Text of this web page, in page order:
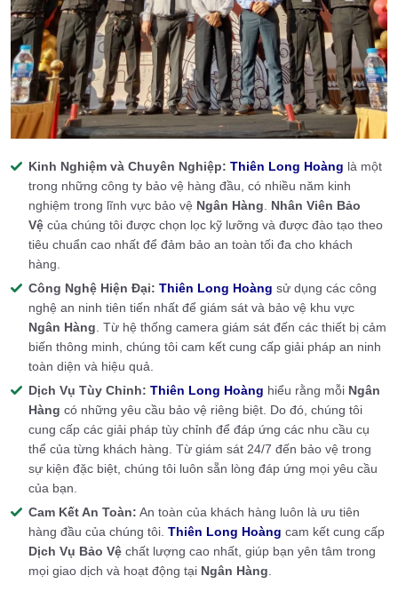
Kinh Nghiệm và Chuyên Nghiệp: Thiên Long Hoàng là một
trong những công ty bảo vệ hàng đầu, có nhiều năm kinh
nghiệm trong lĩnh vực bảo vệ Ngân Hàng
Nhân Viên Bảo
Vệ của chúng tôi được chọn lọc kỹ lưỡng và được đào tạo theo
tiêu chuẩn cao nhất để đảm bảo an toàn tối đa cho khách
hàng.
Công Nghệ Hiện Đại: Thiên Long Hoàng sử dụng các công
nghệ an ninh tiên tiến nhất để giám sát và bảo vệ khu vực
Ngân Hàng . Từ hệ thống camera giám sát đến các thiết bị cảm
biến thông minh, chúng tôi cam kết cung cấp giải pháp an ninh
toàn diện và hiệu quả.
Dịch Vụ Tùy Chỉnh: Thiên Long Hoàng hiểu rằng mỗi Ngân
Hàng có những yêu cầu bảo vệ riêng biệt. Do đó, chúng tôi
cung cấp các giải pháp tùy chỉnh để đáp ứng các nhu cầu cụ
thể của từng khách hàng. Từ giám sát 24/7 đến bảo vệ trong
sự kiện đặc biệt, chúng tôi luôn sẵn lòng đáp ứng mọi yêu cầu
của bạn.
Cam Kết An Toàn: An toàn của khách hàng luôn là ưu tiên
hàng đầu của chúng tôi. Thiên Long Hoàng cam kết cung cấp
Dịch Vụ Bảo Vệ chất lượng cao nhất, giúp bạn yên tâm trong
mọi giao dịch và hoạt động tại Ngân Hàng